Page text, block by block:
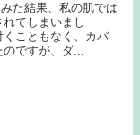
た結果、私の肌では
てしまいまし
こともなく、カバ
のですが、ダ...